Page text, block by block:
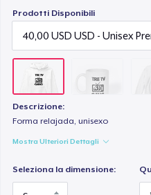
Prodotti Disponibili
Descrizione:
Forma relajada, unisexo
Mostra Ulteriori Dettagli
Seleziona la dimensione: